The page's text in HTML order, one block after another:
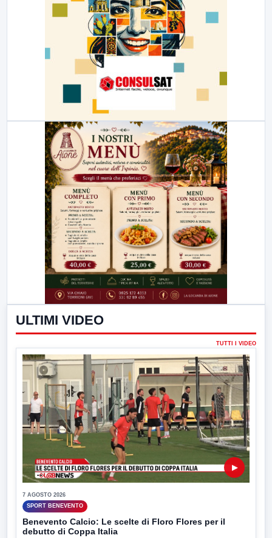
ULTIMI VIDEO
TUTTI I VIDEO
▶
7 AGOSTO 2026
SPORT BENEVENTO
Benevento Calcio: Le scelte di Floro Flores per il
debutto di Coppa Italia